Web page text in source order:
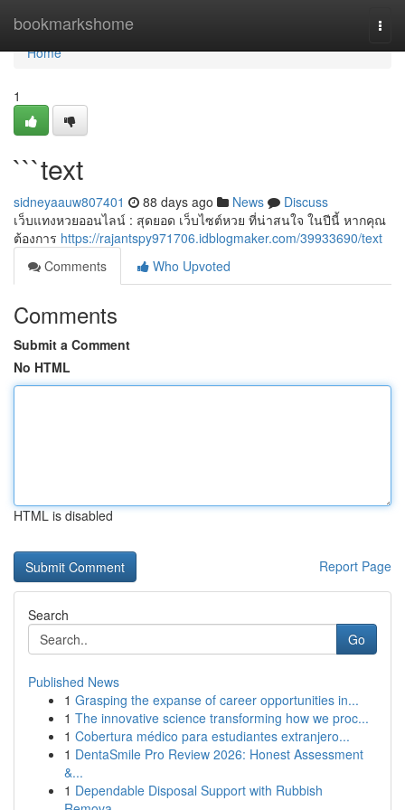
bookmarkshome
Home
Home
1
```text
sidneyaauw807401 88 days ago News
Discuss
เว็บแทงหวยออนไลน์ : สุดยอด เว็บไซต์หวย ที่น่าสนใจ ในปีนี้ หากคุณ
ต้องการ https://rajantspy971706.idblogmaker.com/39933690/text
Comments
Who Upvoted
Comments
Submit a Comment
No HTML
HTML is disabled
Report Page
Search
Go
Published News
1 Grasping the expanse of career opportunities in...
1 The innovative science transforming how we proc...
1 Cobertura médico para estudiantes extranjero...
1 DentaSmile Pro Review 2026: Honest Assessment
&...
1 Dependable Disposal Support with Rubbish